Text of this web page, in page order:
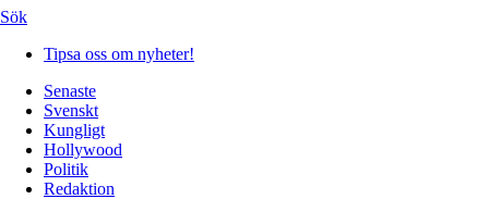
Sök
Tipsa oss om nyheter!
Senaste
Svenskt
Kungligt
Hollywood
Politik
Redaktion